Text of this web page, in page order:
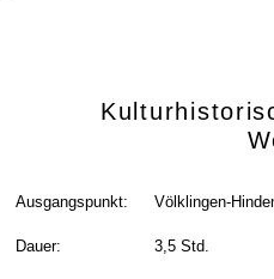
Ausgangspunkt: Völklingen-
Dauer: 3,5 Std.